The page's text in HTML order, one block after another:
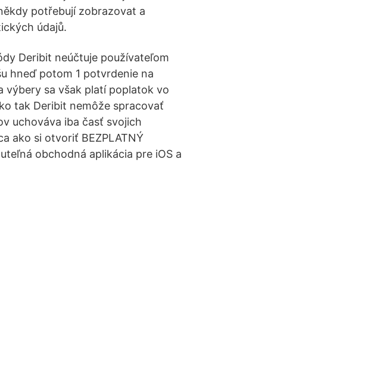
potřebují zobrazovat a
údajů.
Deribit neúčtuje používateľom
hneď potom 1 potvrdenie na
výbery sa však platí poplatok vo
tak Deribit nemôže spracovať
uchováva iba časť svojich
ako si otvoriť BEZPLATNÝ
obchodná aplikácia pre iOS a